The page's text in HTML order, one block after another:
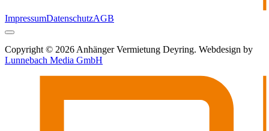
ImpressumDatenschutzAGB
Copyright © 2026 Anhänger Vermietung Deyring. Webdesign by
Lunnebach Media GmbH